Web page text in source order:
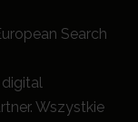
Search
digital
Wszystkie